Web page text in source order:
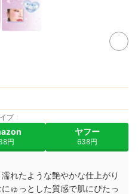
プ
円
ヤフー
638円
れたような艶やかな仕上がり
ゅっとした質感で肌にぴたっ